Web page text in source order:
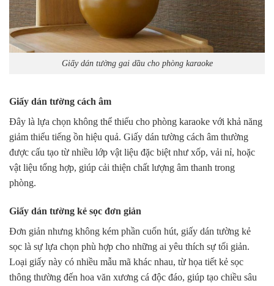
Giấy dán tường gai dầu cho phòng karaoke
Giấy dán tường cách âm
Đây là lựa chọn không thể thiếu cho phòng karaoke với khả năng
giảm thiểu tiếng ồn hiệu quả. Giấy dán tường cách âm thường
được cấu tạo từ nhiều lớp vật liệu đặc biệt như xốp, vải nỉ, hoặc
vật liệu tổng hợp, giúp cải thiện chất lượng âm thanh trong
phòng.
Giấy dán tường kẻ sọc đơn giản
Đơn giản nhưng không kém phần cuốn hút, giấy dán tường kẻ
sọc là sự lựa chọn phù hợp cho những ai yêu thích sự tối giản.
Loại giấy này có nhiều mẫu mã khác nhau, từ họa tiết kẻ sọc
thông thường đến hoa văn xương cá độc đáo, giúp tạo chiều sâu